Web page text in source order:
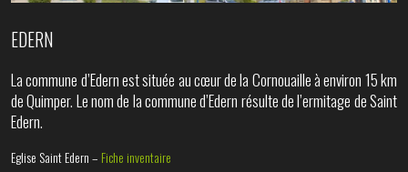
EDERN
La commune d’Edern est située au cœur de la Cornouaille à environ 15 km
de Quimper. Le nom de la commune d’Edern résulte de l’ermitage de Saint
Edern.
Eglise Saint Edern – Fiche inventaire